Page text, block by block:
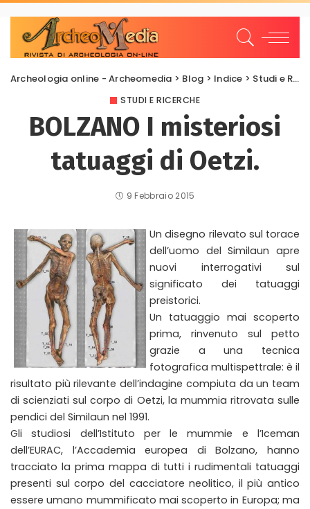
Archeologia online - Archeomedia > Blog > Indice > Studi e Ricerche
STUDI E RICERCHE
BOLZANO I misteriosi
tatuaggi di Oetzi.
9 Febbraio 2015
Un disegno rilevato sul torace
dell’uomo del Similaun apre
nuovi interrogativi sul
significato dei tatuaggi
preistorici.
Un tatuaggio mai scoperto
prima, rinvenuto sul petto
grazie a una tecnica
fotografica multispettrale: è il
risultato più rilevante dell’indagine compiuta da un team
di scienziati sul corpo di Oetzi, la mummia ritrovata sulle
pendici del Similaun nel 1991.
Gli studiosi dell’Istituto per le mummie e l’Iceman
dell’EURAC, l’Accademia europea di Bolzano, hanno
tracciato la prima mappa di tutti i rudimentali tatuaggi
presenti sul corpo del cacciatore neolitico, il più antico
essere umano mummificato mai scoperto in Europa; ma